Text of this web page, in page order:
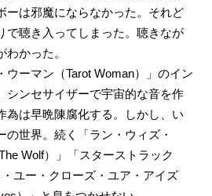
ーは邪魔にならなかった。それど
で聴き入ってしまった。聴きなが
かった。
ーマン（Tarot Woman）」のイン
シンセサイザーで宇宙的な音を作
為は早晩陳腐化する。しかし、い
の世界。続く「ラン・ウィズ・
Wolf）」「スターストラック
・ユー・クローズ・ユア・アイズ